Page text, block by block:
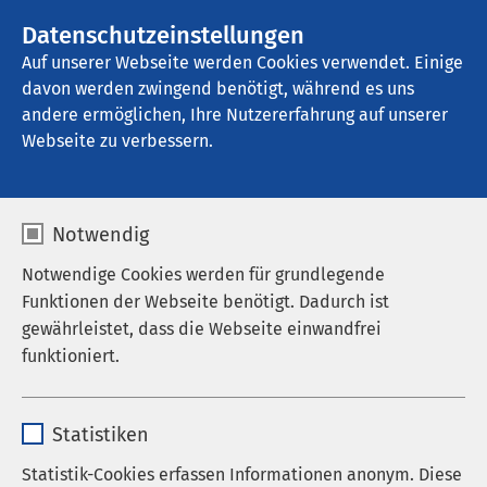
Datenschutzeinstellungen
Auf unserer Webseite werden Cookies verwendet. Einige
davon werden zwingend benötigt, während es uns
andere ermöglichen, Ihre Nutzererfahrung auf unserer
Webseite zu verbessern.
Notwendig
Notwendige Cookies werden für grundlegende
Funktionen der Webseite benötigt. Dadurch ist
gewährleistet, dass die Webseite einwandfrei
funktioniert.
Anbieter sgalinski
Statistiken
Statistik-Cookies erfassen Informationen anonym. Diese
AMEOS Hanse Klinikum Anklam